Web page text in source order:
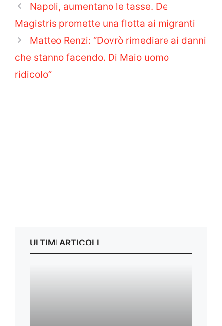
Napoli, aumentano le tasse. De
Magistris promette una flotta ai migranti
Matteo Renzi: “Dovrò rimediare ai danni
che stanno facendo. Di Maio uomo
ridicolo”
ULTIMI ARTICOLI